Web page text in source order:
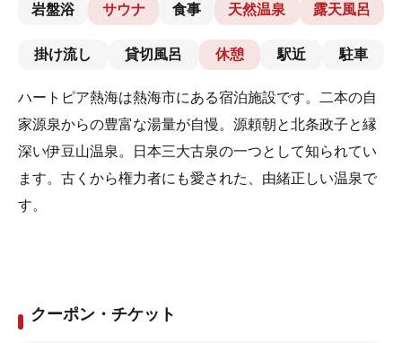
岩盤浴 サウナ 食事 天然温泉 露天風呂
掛け流し 貸切風呂 休憩 駅近 駐車
ハートピア熱海は熱海市にある宿泊施設です。二本の自
家源泉からの豊富な湯量が自慢。源頼朝と北条政子と縁
深い伊豆山温泉。日本三大古泉の一つとして知られてい
ます。古くから権力者にも愛された、由緒正しい温泉で
す。
クーポン・チケット